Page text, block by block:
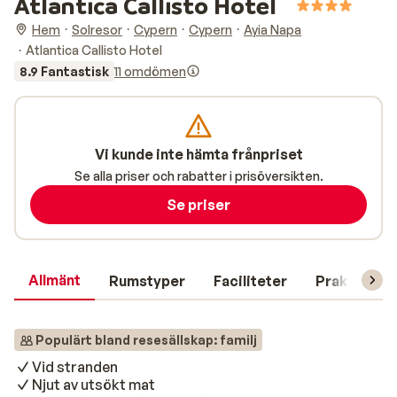
Hem Solresor Cypern Cypern
Ayia Napa
Atlantica Callisto Hotel
8.9 Fantastisk 11 omdömen
Allmänt Rumstyper Faciliteter Praktisk
Populärt bland resesällskap: familj
Vid stranden
Njut av utsökt mat
Vi kunde inte hämta frånpriset
Se alla priser och rabatter i prisöversikten.
Se priser